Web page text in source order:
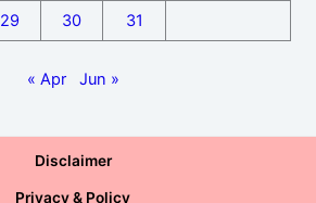
29 30 31
« Apr Jun »
Disclaimer
Privacy & Policy